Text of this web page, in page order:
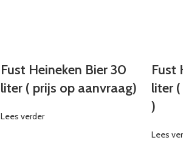
Fust Heineken Bier 30
liter ( prijs op aanvraag)
Lees verder
Fust
liter
)
Lees